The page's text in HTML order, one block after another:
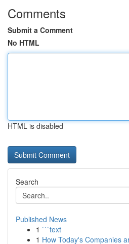
Comments
Submit a Comment
No HTML
HTML is disabled
Search
Published News
1 ```text
1 How Today's Companies